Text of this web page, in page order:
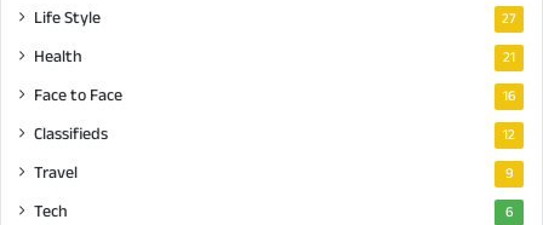
Life Style 27
Health 21
Face to Face 16
Classifieds 12
Travel 9
Tech 6